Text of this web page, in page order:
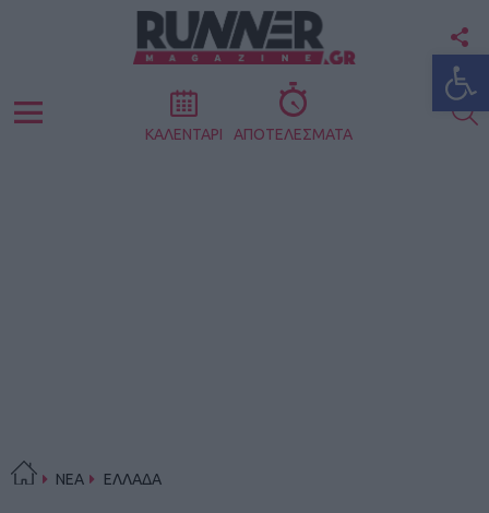
Menu ΚΑΛΕΝΤΑΡΙ ΑΠΟΤΕΛΕΣΜΑΤΑ
ΝΕΑ ΕΛΛΑΔΑ